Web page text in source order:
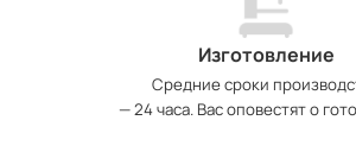
Изготовление
Средние сроки
— 24 часа. Вас оповестят о